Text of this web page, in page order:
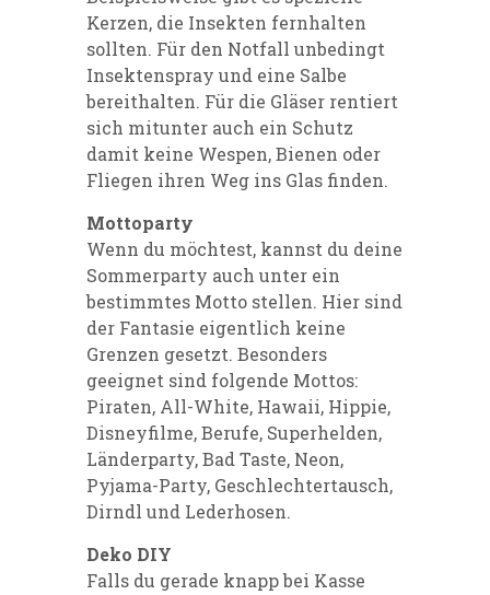
Kerzen, die Insekten fernhalten
sollten. Für den Notfall unbedingt
Insektenspray und eine Salbe
bereithalten. Für die Gläser rentiert
sich mitunter auch ein Schutz
damit keine Wespen, Bienen oder
Fliegen ihren Weg ins Glas finden.
Mottoparty
Wenn du möchtest, kannst du deine
Sommerparty auch unter ein
bestimmtes Motto stellen. Hier sind
der Fantasie eigentlich keine
Grenzen gesetzt. Besonders
geeignet sind folgende Mottos:
Piraten, All-White, Hawaii, Hippie,
Disneyfilme, Berufe, Superhelden,
Länderparty, Bad Taste, Neon,
Pyjama-Party, Geschlechtertausch,
Dirndl und Lederhosen.
Deko DIY
Falls du gerade knapp bei Kasse